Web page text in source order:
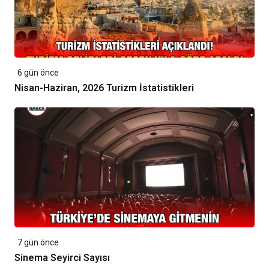
6 gün önce
Nisan-Haziran, 2026 Turizm İstatistikleri
7 gün önce
Sinema Seyirci Sayısı